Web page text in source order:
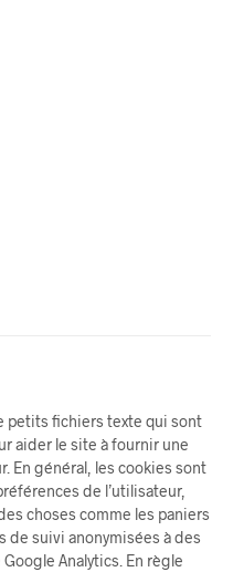
petits fichiers texte qui sont
aider le site à fournir une
En général, les cookies sont
de l’utilisateur,
choses comme les paniers
de suivi anonymisées à des
Analytics. En règle